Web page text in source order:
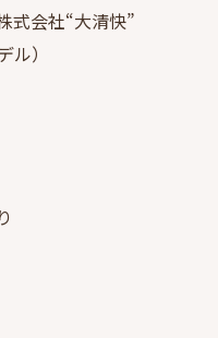
式会社“大清快”
）